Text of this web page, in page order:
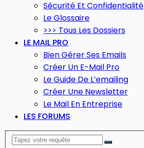
Sécurité Et Confidentialité
Le Glossaire
>>> Tous Les Dossiers
LE MAIL PRO
Bien Gérer Ses Emails
Créer Un E-Mail Pro
Le Guide De L’emailing
Créer Une Newsletter
Le Mail En Entreprise
LES FORUMS